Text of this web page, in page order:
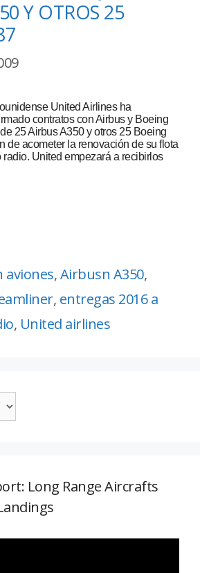
Y OTROS 25
United Airlines ha
contratos con Airbus y Boeing
25 Airbus A350 y otros 25 Boeing
de acometer la renovación de su flota
United empezará a recibirlos
aviones,Airbusn A350,
, entregas 2016 a
, United airlines
Long Range Aircrafts